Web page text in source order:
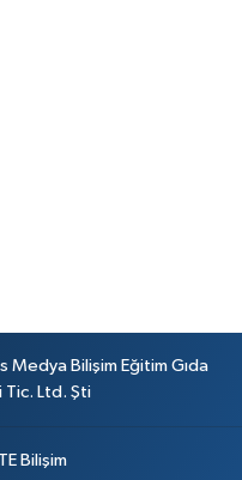
Bilişim Eğitim Gıda
Tic. Ltd. Şti
TE Bilişim